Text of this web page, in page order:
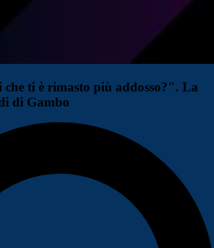
ti è rimasto più addosso?". La
di Gambo